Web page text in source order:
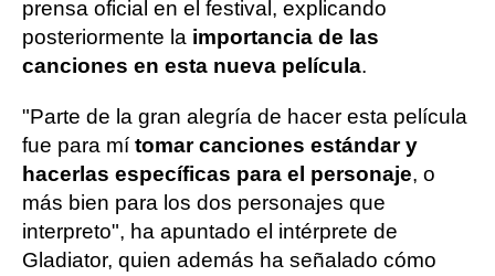
prensa oficial en el festival, explicando
posteriormente la importancia de las
canciones en esta nueva película.
"Parte de la gran alegría de hacer esta película
fue para mí tomar canciones estándar y
hacerlas específicas para el personaje, o
más bien para los dos personajes que
interpreto", ha apuntado el intérprete de
Gladiator, quien además ha señalado cómo